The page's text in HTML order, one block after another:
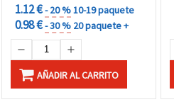
1.12 €- 20 %10-19 paquete
0.98 €- 30 % 20 paquete +
AÑADIR AL CARRITO